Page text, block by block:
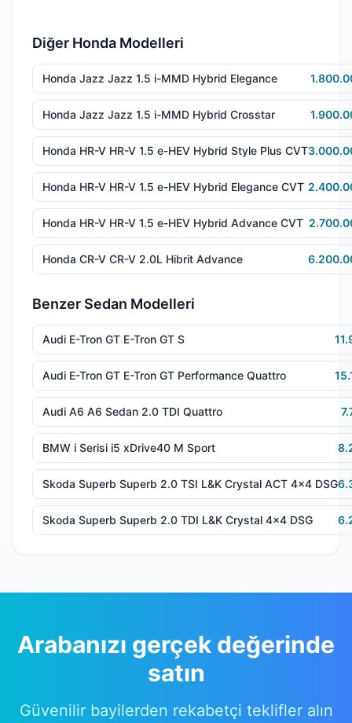
Diğer Honda Modelleri
Honda Jazz Jazz 1.5 i-MMD Hybrid Elegance
Honda Jazz Jazz 1.5 i-MMD Hybrid Crosstar
Honda HR-V HR-V 1.5 e-HEV Hybrid Style Plus CVT
Honda HR-V HR-V 1.5 e-HEV Hybrid Elegance CVT
Honda HR-V HR-V 1.5 e-HEV Hybrid Advance CVT
Honda CR-V CR-V 2.0L Hibrit Advance
Benzer Sedan Modelleri
Audi E-Tron GT E-Tron GT S
Audi E-Tron GT E-Tron GT Performance Quattro
Audi A6 A6 Sedan 2.0 TDI Quattro
BMW i Serisi i5 xDrive40 M Sport
Skoda Superb Superb 2.0 TSI L&K Crystal ACT 4x4 DSG
Skoda Superb Superb 2.0 TDI L&K Crystal 4x4 DSG
Arabanızı gerçek değerinde
satın
Güvenilir bayilerden rekabetçi teklifler alın